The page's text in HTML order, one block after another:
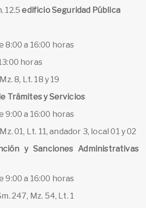
12.5edificio Seguridad Pública
8:00 a 16:00 horas
horas
8, Lt. 18 y 19
Trámites y Servicios
9:00 a 16:00 horas
01, Lt. 11, andador 3, local 01 y 02
y Sanciones Administrativas
9:00 a 16:00 horas
247, Mz. 54, Lt. 1